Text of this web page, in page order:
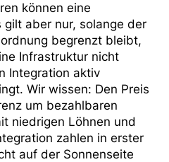
können eine
gilt aber nur, solange der
begrenzt bleibt,
Infrastruktur nicht
Integration aktiv
Wir wissen: Den Preis
um bezahlbaren
niedrigen Löhnen und
zahlen in erster
auf der Sonnenseite